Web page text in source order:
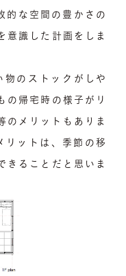
的な空間の豊かさの
意識した計画をしま
のストックがしや
の帰宅時の様子がリ
のメリットもありま
リットは、季節の移
きることだと思いま